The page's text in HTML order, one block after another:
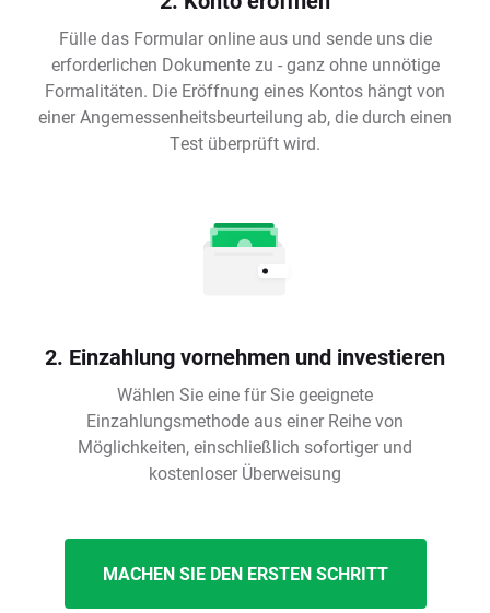
Fülle das Formular online aus und sende uns die
erforderlichen Dokumente zu - ganz ohne unnötige
Formalitäten. Die Eröffnung eines Kontos hängt von
einer Angemessenheitsbeurteilung ab, die durch einen
Test überprüft wird.
2. Einzahlung vornehmen und investieren
Wählen Sie eine für Sie geeignete
Einzahlungsmethode aus einer Reihe von
Möglichkeiten, einschließlich sofortiger und
kostenloser Überweisung
MACHEN SIE DEN ERSTEN SCHRITT